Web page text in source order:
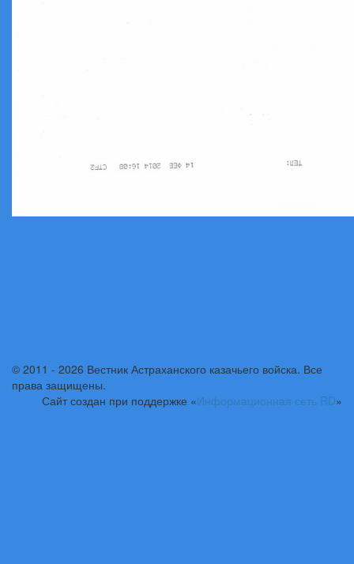
© 2011 - 2026 Вестник Астраханского казачьего войска. Все
права защищены.
Сайт создан при поддержке «Информационная сеть RD»